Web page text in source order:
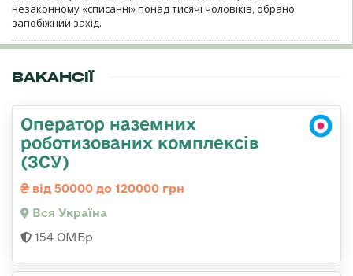
незаконному «списанні» понад тисячі чоловіків, обрано
запобіжний захід.
ВАКАНСІЇ
Оператор наземних
роботизованих комплексів
(ЗСУ)
від 50000 до 120000 грн
Вся Україна
154 ОМБр